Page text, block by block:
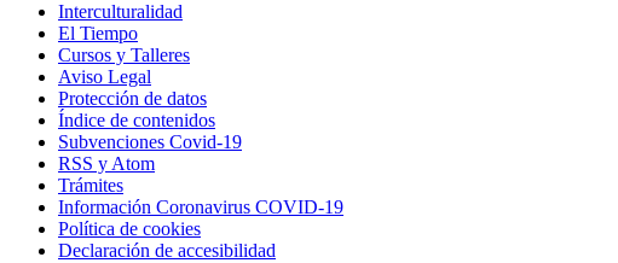
Interculturalidad
El Tiempo
Cursos y Talleres
Aviso Legal
Protección de datos
Índice de contenidos
Subvenciones Covid-19
RSS y Atom
Trámites
Información Coronavirus COVID-19
Política de cookies
Declaración de accesibilidad